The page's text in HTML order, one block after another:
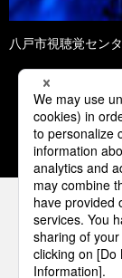
八戸市視聴覚セン
1
パナソ